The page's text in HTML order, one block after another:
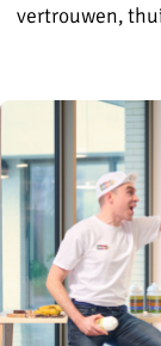
vertrouwen,